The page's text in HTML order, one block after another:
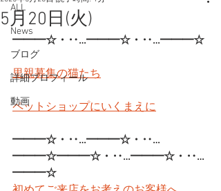
ALL
News
ブログ
詳細プロフィール
動画
5月20日(火)
━━━☆・‥…━━━☆・‥…━━━☆
里親募集の猫たち
ペットショップにいくまえに
━━━☆・‥…━━━☆・‥…
━━━☆━━━☆・‥…━━━☆・‥…
━━━☆